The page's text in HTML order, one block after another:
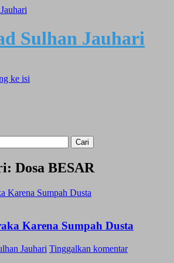
Sulhan Jauhari
ke isi
Dosa BESAR
Karena Sumpah Dusta
Jauhari Tinggalkan komentar